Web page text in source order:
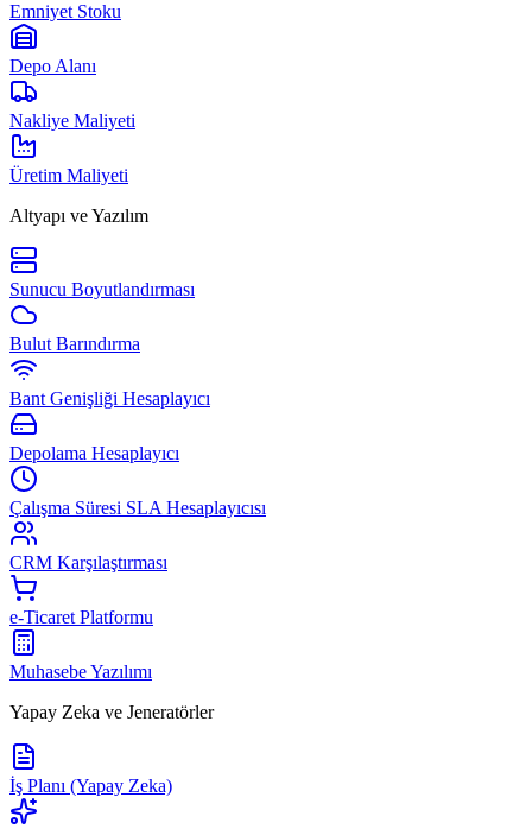
Emniyet Stoku
Depo Alanı
Nakliye Maliyeti
Üretim Maliyeti
Altyapı ve Yazılım
Sunucu Boyutlandırması
Bulut Barındırma
Bant Genişliği Hesaplayıcı
Depolama Hesaplayıcı
Çalışma Süresi SLA Hesaplayıcısı
CRM Karşılaştırması
e-Ticaret Platformu
Muhasebe Yazılımı
Yapay Zeka ve Jeneratörler
İş Planı (Yapay Zeka)